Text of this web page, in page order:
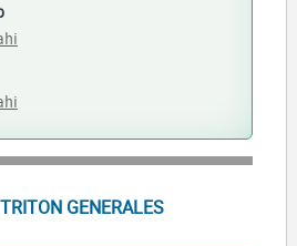
GENERALES